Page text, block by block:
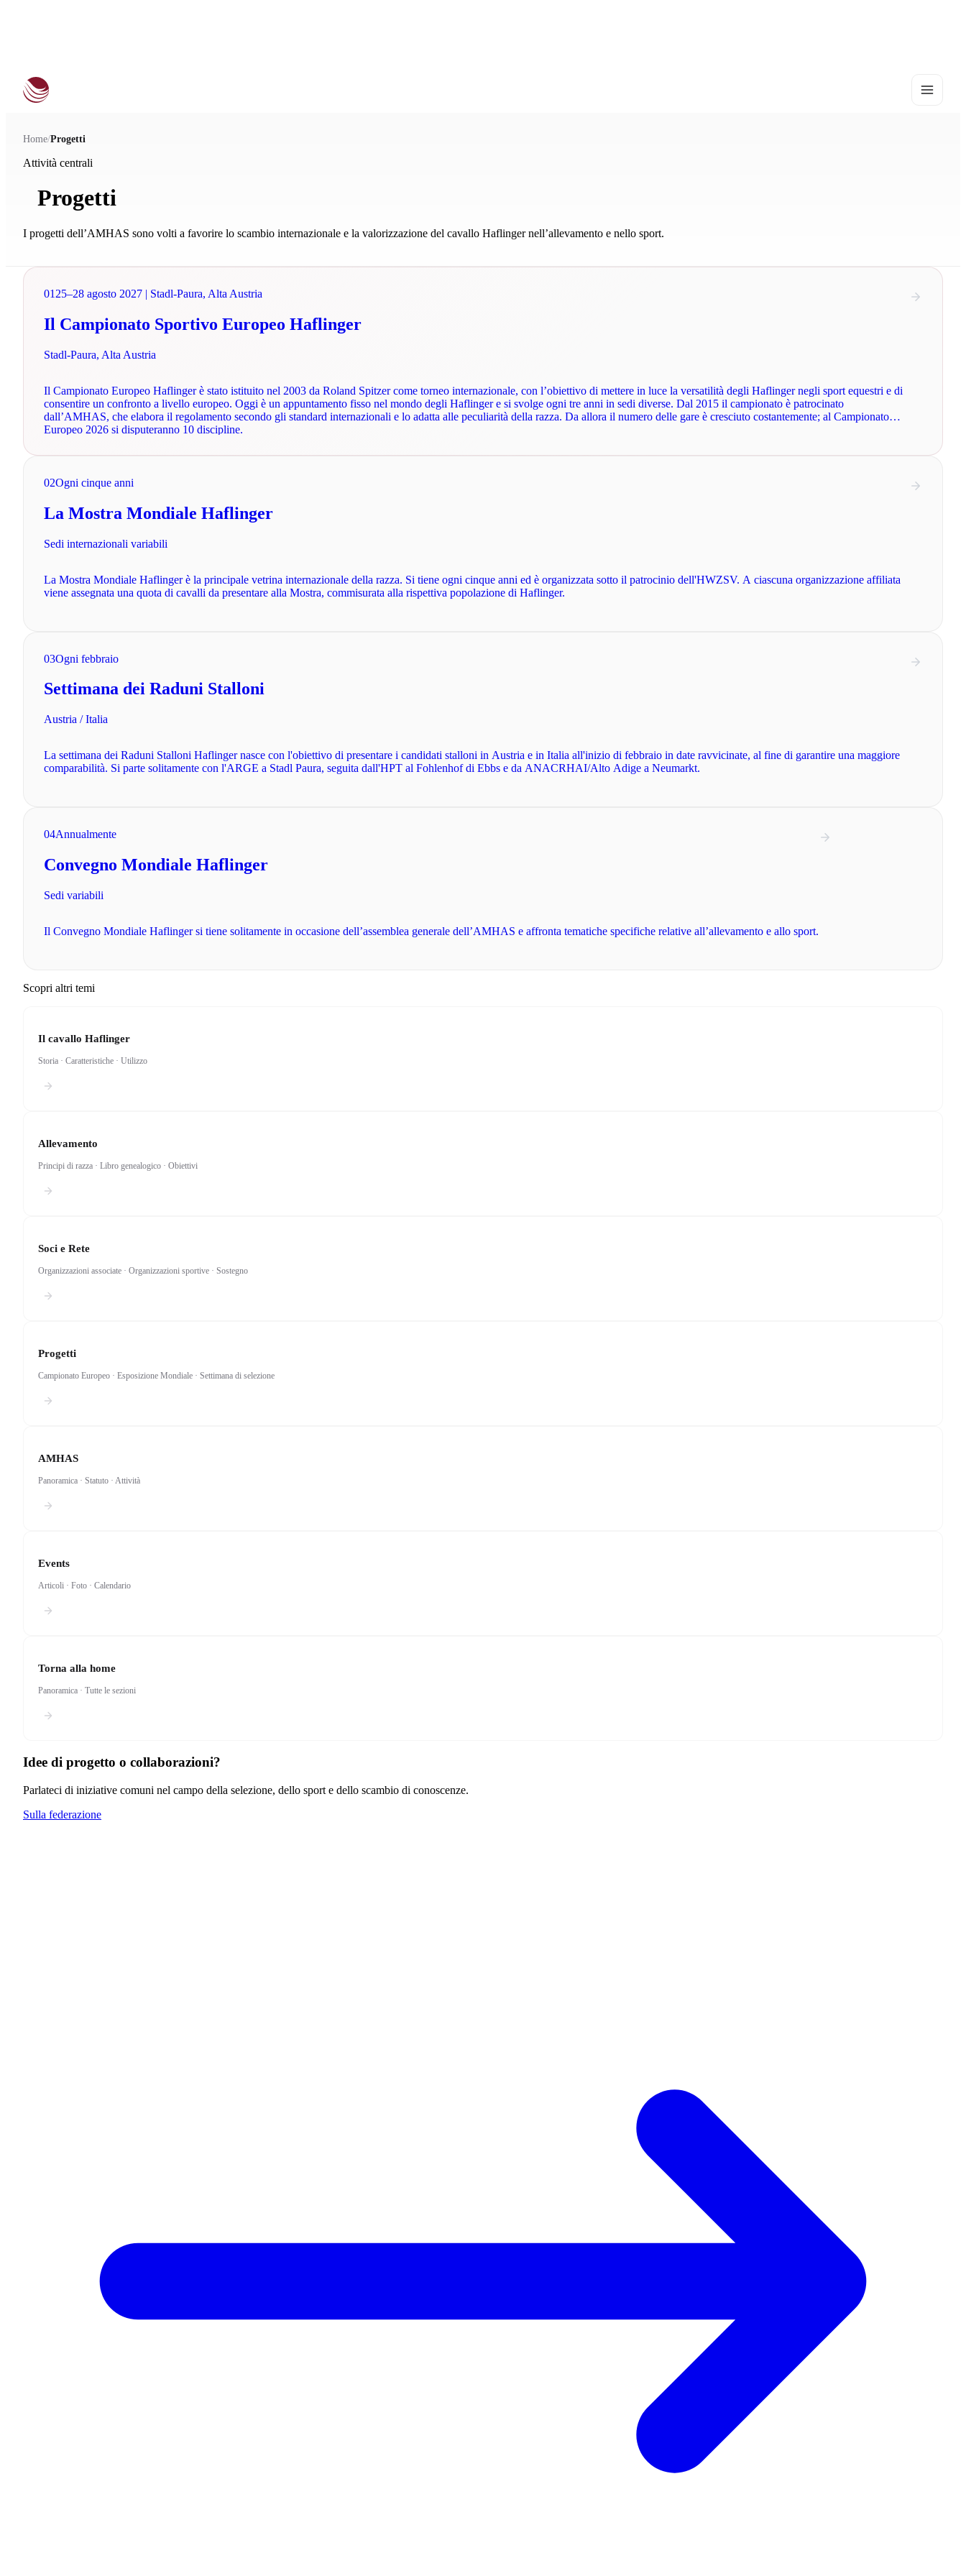
Home/Progetti
Attività centrali
Progetti
I progetti dell’AMHAS sono volti a favorire lo scambio internazionale e la valorizzazione del cavallo Haflinger nell’allevamento e nello sport.
01 25–28 agosto 2027 | Stadl-Paura, Alta Austria
Il Campionato Sportivo Europeo Haflinger
Stadl-Paura, Alta Austria
Il Campionato Europeo Haflinger è stato istituito nel 2003 da Roland Spitzer come torneo internazionale, con l’obiettivo di mettere in luce la versatilità degli Haflinger negli sport equestri e di
consentire un confronto a livello europeo. Oggi è un appuntamento fisso nel mondo degli Haflinger e si svolge ogni tre anni in sedi diverse. Dal 2015 il campionato è patrocinato
dall’AMHAS, che elabora il regolamento secondo gli standard internazionali e lo adatta alle peculiarità della razza. Da allora il numero delle gare è cresciuto costantemente; al Campionato
Europeo 2026 si disputeranno 10 discipline.
02Ogni cinque anni
La Mostra Mondiale Haflinger
Sedi internazionali variabili
La Mostra Mondiale Haflinger è la principale vetrina internazionale della razza. Si tiene ogni cinque anni ed è organizzata sotto il patrocinio dell'HWZSV. A ciascuna organizzazione affiliata
viene assegnata una quota di cavalli da presentare alla Mostra, commisurata alla rispettiva popolazione di Haflinger.
03Ogni febbraio
Settimana dei Raduni Stalloni
Austria / Italia
La settimana dei Raduni Stalloni Haflinger nasce con l'obiettivo di presentare i candidati stalloni in Austria e in Italia all'inizio di febbraio in date ravvicinate, al fine di garantire una maggiore
comparabilità. Si parte solitamente con l'ARGE a Stadl Paura, seguita dall'HPT al Fohlenhof di Ebbs e da ANACRHAI/Alto Adige a Neumarkt.
04Annualmente
Convegno Mondiale Haflinger
Sedi variabili
Il Convegno Mondiale Haflinger si tiene solitamente in occasione dell’assemblea generale dell’AMHAS e affronta tematiche specifiche relative all’allevamento e allo sport.
Scopri altri temi
Il cavallo Haflinger
Storia · Caratteristiche · Utilizzo
Allevamento
Principi di razza · Libro genealogico · Obiettivi
Soci e Rete
Organizzazioni associate · Organizzazioni sportive · Sostegno
Progetti
Campionato Europeo · Esposizione Mondiale · Settimana di selezione
AMHAS
Panoramica · Statuto · Attività
Events
Articoli · Foto · Calendario
Torna alla home
Panoramica · Tutte le sezioni
Idee di progetto o collaborazioni?
Parlateci di iniziative comuni nel campo della selezione, dello sport e dello scambio di conoscenze.
Sulla federazione